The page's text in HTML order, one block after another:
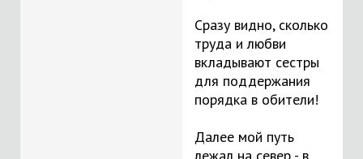
Сразу видно, сколько
труда и любви
вкладывают сестры
для поддержания
порядка в обители!
Далее мой путь